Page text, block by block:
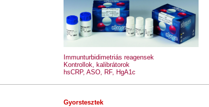
Immunturbidimetriás reagensek
Kontrollok, kalibrátorok
hsCRP, ASO, RF, HgA1c
Gyorstesztek